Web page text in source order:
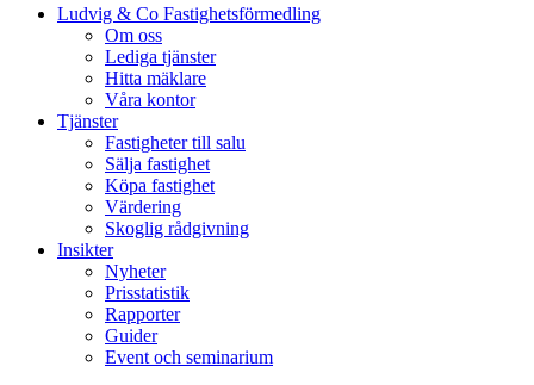
Ludvig & Co Fastighetsförmedling
Om oss
Lediga tjänster
Hitta mäklare
Våra kontor
Tjänster
Fastigheter till salu
Sälja fastighet
Köpa fastighet
Värdering
Skoglig rådgivning
Insikter
Nyheter
Prisstatistik
Rapporter
Guider
Event och seminarium